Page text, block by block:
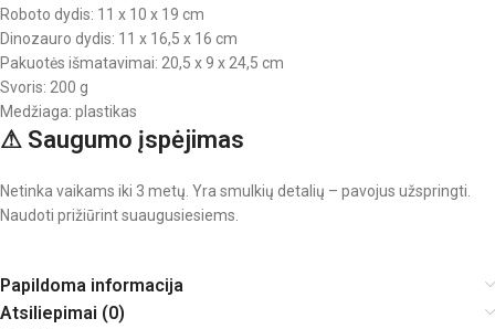
Roboto dydis: 11 x 10 x 19 cm
Dinozauro dydis: 11 x 16,5 x 16 cm
Pakuotės išmatavimai: 20,5 x 9 x 24,5 cm
Svoris: 200 g
Medžiaga: plastikas
⚠ Saugumo įspėjimas
Netinka vaikams iki 3 metų. Yra smulkių detalių – pavojus užspringti.
Naudoti prižiūrint suaugusiesiems.
Papildoma informacija
Atsiliepimai (0)